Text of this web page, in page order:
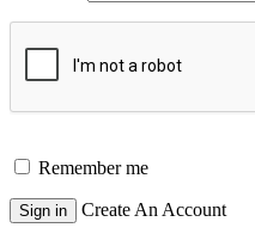
Remember me
Sign in Create An Account